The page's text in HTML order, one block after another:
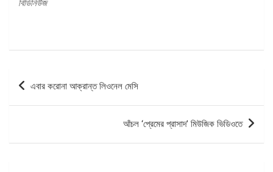
বিডিনিউজ
পোস্ট
এবার করোনা আক্রান্ত লিওনেল মেসি
আঁচল ‘প্রেমের প্রাসাদ’ মিউজিক ভিডিওতে